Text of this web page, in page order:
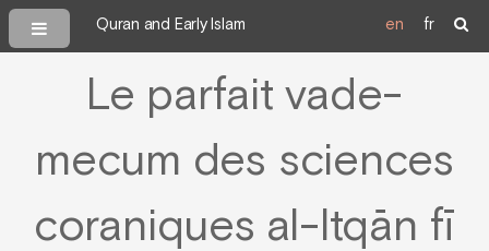
Quran and Early Islam en fr
Le parfait vade-
mecum des sciences
coraniques al-Itqān fī